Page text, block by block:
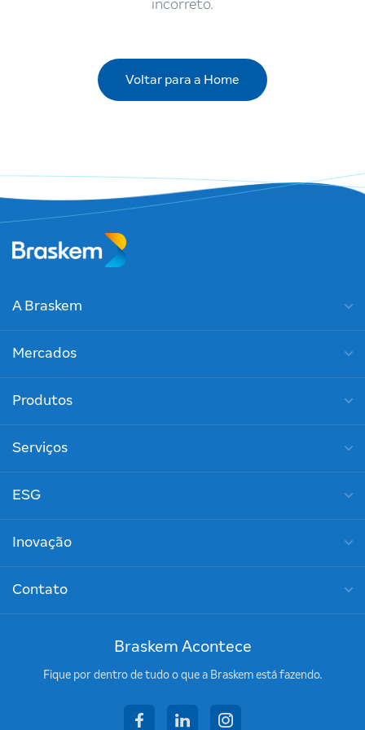
incorreto.
Voltar para a Home
A Braskem
Mercados
Produtos
Serviços
ESG
Inovação
Contato
Braskem Acontece
Fique por dentro de tudo o que a Braskem está fazendo.
facebooklinkedininstagram